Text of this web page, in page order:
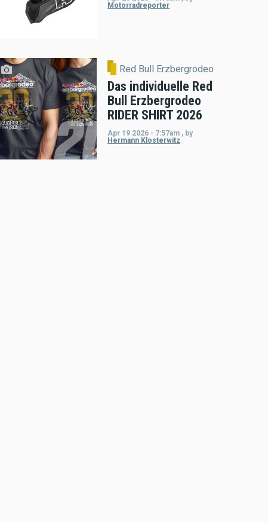
Motorradreporter
Red Bull Erzbergrodeo
Das individuelle Red
Bull Erzbergrodeo
RIDER SHIRT 2026
Apr 19 2026 - 7:57am , by
Hermann Klosterwitz